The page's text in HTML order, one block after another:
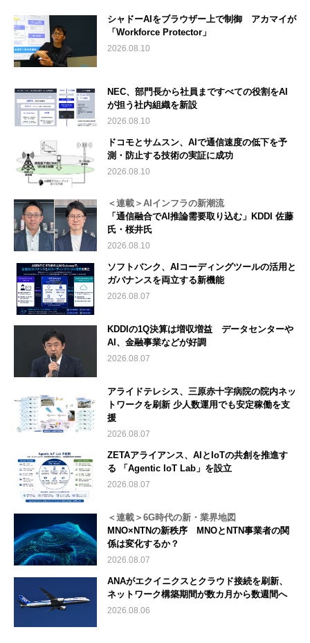
シャドーAIをブラウザー上で制御 アカマイが
「Workforce Protector」
2026.08.10
NEC、部門長から社員まですべての役割をAI
が担う社内組織を新設
2026.08.10
ドコモとサムスン、AIで通信速度の低下を予
測・防止する技術の実証に成功
2026.08.10
＜連載＞AIインフラの新潮流
「通信融合でAI推論需要取り込む」KDDI 佐藤
氏・桜井氏
2026.08.10
ソフトバンク、AIコーディングツールの活用と
ガバナンスを両立する新機能
2026.08.07
KDDIの1Q決算は増収増益 データセンターや
AI、金融事業などが好調
2026.08.07
アライドテレシス、三原赤十字病院の院内ネッ
トワークを刷新 少人数運用でも安定稼働を支
援
2026.08.07
ZETAアライアンス、AIとIoTの共創を推進す
る 「Agentic IoT Lab」を設立
2026.08.07
＜連載＞6G時代の新・業界地図
MNO×NTNの新秩序 MNOとNTN事業者の関
係は変化するか？
2026.08.07
ANAがエクイニクスとクラウド接続を刷新、
ネットワーク構築期間が数カ月から数週間へ
2026.08.06